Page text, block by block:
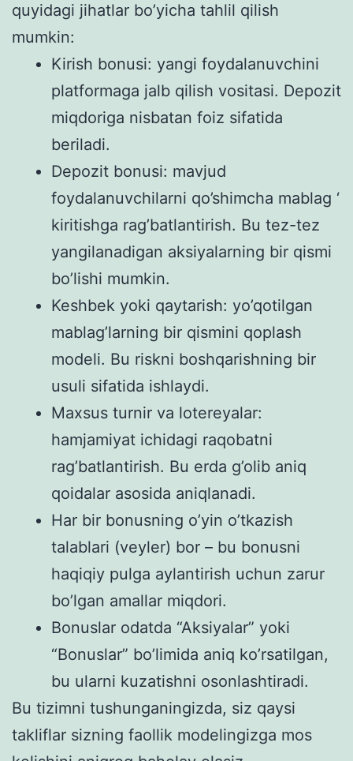
quyidagi jihatlar bo’yicha tahlil qilish
mumkin:
Kirish bonusi: yangi foydalanuvchini
platformaga jalb qilish vositasi. Depozit
miqdoriga nisbatan foiz sifatida
beriladi.
Depozit bonusi: mavjud
foydalanuvchilarni qo’shimcha mablag ‘
kiritishga rag’batlantirish. Bu tez-tez
yangilanadigan aksiyalarning bir qismi
bo’lishi mumkin.
Keshbek yoki qaytarish: yo’qotilgan
mablag’larning bir qismini qoplash
modeli. Bu riskni boshqarishning bir
usuli sifatida ishlaydi.
Maxsus turnir va lotereyalar:
hamjamiyat ichidagi raqobatni
rag’batlantirish. Bu erda g’olib aniq
qoidalar asosida aniqlanadi.
Har bir bonusning o’yin o’tkazish
talablari (veyler) bor – bu bonusni
haqiqiy pulga aylantirish uchun zarur
bo’lgan amallar miqdori.
Bonuslar odatda “Aksiyalar” yoki
“Bonuslar” bo’limida aniq ko’rsatilgan,
bu ularni kuzatishni osonlashtiradi.
Bu tizimni tushunganingizda, siz qaysi
takliflar sizning faollik modelingizga mos